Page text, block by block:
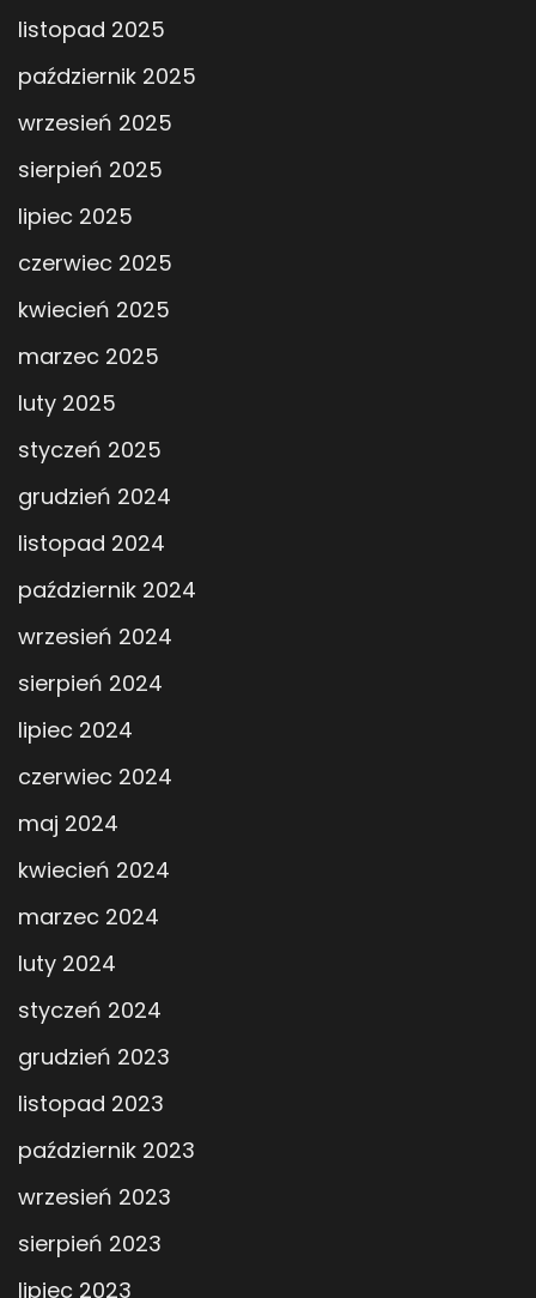
listopad 2025
październik 2025
wrzesień 2025
sierpień 2025
lipiec 2025
czerwiec 2025
kwiecień 2025
marzec 2025
luty 2025
styczeń 2025
grudzień 2024
listopad 2024
październik 2024
wrzesień 2024
sierpień 2024
lipiec 2024
czerwiec 2024
maj 2024
kwiecień 2024
marzec 2024
luty 2024
styczeń 2024
grudzień 2023
listopad 2023
październik 2023
wrzesień 2023
sierpień 2023
lipiec 2023